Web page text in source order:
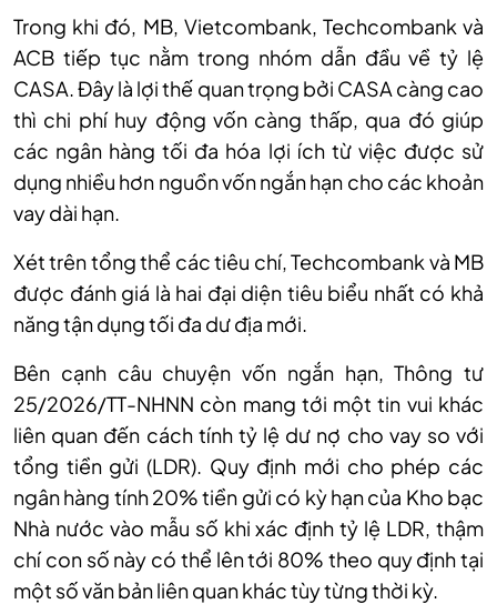
Trong khi đó, MB, Vietcombank, Techcombank và
ACB tiếp tục nằm trong nhóm dẫn đầu về tỷ lệ
CASA. Đây là lợi thế quan trọng bởi CASA càng cao
thì chi phí huy động vốn càng thấp, qua đó giúp
các ngân hàng tối đa hóa lợi ích từ việc được sử
dụng nhiều hơn nguồn vốn ngắn hạn cho các khoản
vay dài hạn.
Xét trên tổng thể các tiêu chí,Techcombank và MB
được đánh giá là hai đại diện tiêu biểu nhất có khả
năng tận dụng tối đa dư địa mới.
Bên cạnh câu chuyện vốn ngắn hạn, Thông tư
25/2026/TT-NHNN còn mang tới một tin vui khác
liên quan đến cách tính tỷ lệ dư nợ cho vay so với
tổng tiền gửi (LDR). Quy định mới cho phép các
ngân hàng tính 20% tiền gửi có kỳ hạn của Kho bạc
Nhà nước vào mẫu số khi xác định tỷ lệ LDR, thậm
chí con số này có thể lên tới 80% theo quy định tại
một số văn bản liên quan khác tùy từng thời kỳ.